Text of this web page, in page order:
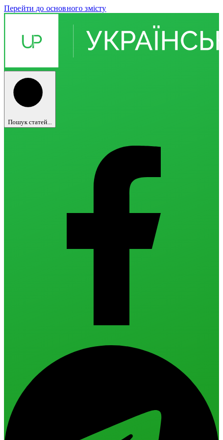
Перейти до основного змісту
Пошук статей...